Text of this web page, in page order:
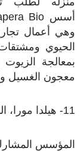
أسس Bio
وهي أعمال
الحيوي
بمعالجة الزيوت
معجون الغسيل
11- هيلدا مورا، الدولة: كينيا
المؤسس